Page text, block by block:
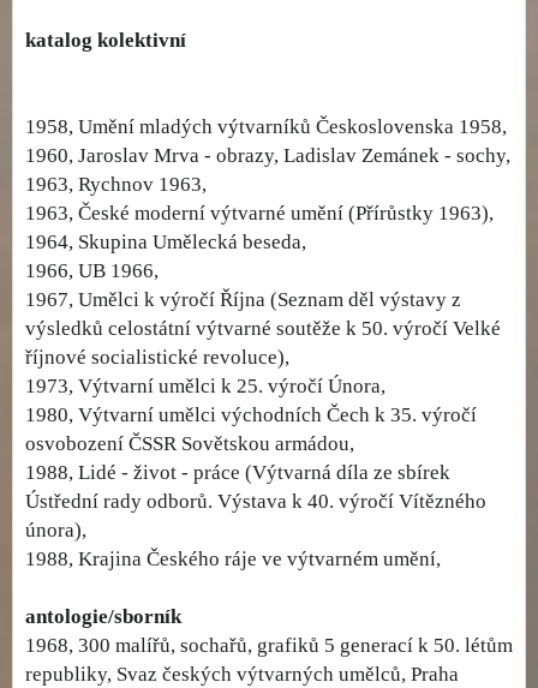
katalog kolektivní
1958, Umění mladých výtvarníků Československa 1958,
1960, Jaroslav Mrva - obrazy, Ladislav Zemánek - sochy,
1963, Rychnov 1963,
1963, České moderní výtvarné umění (Přírůstky 1963),
1964, Skupina Umělecká beseda,
1966, UB 1966,
1967, Umělci k výročí Října (Seznam děl výstavy z
výsledků celostátní výtvarné soutěže k 50. výročí Velké
říjnové socialistické revoluce),
1973, Výtvarní umělci k 25. výročí Února,
1980, Výtvarní umělci východních Čech k 35. výročí
osvobození ČSSR Sovětskou armádou,
1988, Lidé - život - práce (Výtvarná díla ze sbírek
Ústřední rady odborů. Výstava k 40. výročí Vítězného
února),
1988, Krajina Českého ráje ve výtvarném umění,
antologie/sborník
1968, 300 malířů, sochařů, grafiků 5 generací k 50. létům
republiky, Svaz českých výtvarných umělců, Praha